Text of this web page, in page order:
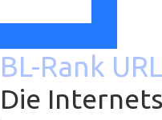
BL-Rank
Die